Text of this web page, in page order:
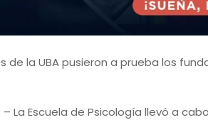
de la UBA pusieron a prueba los
– La Escuela de Psicología llevó a